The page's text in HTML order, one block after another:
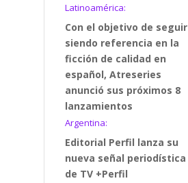
Latinoamérica:
Con el objetivo de seguir
siendo referencia en la
ficción de calidad en
español, Atreseries
anunció sus próximos 8
lanzamientos
Argentina:
Editorial Perfil lanza su
nueva señal periodística
de TV +Perfil